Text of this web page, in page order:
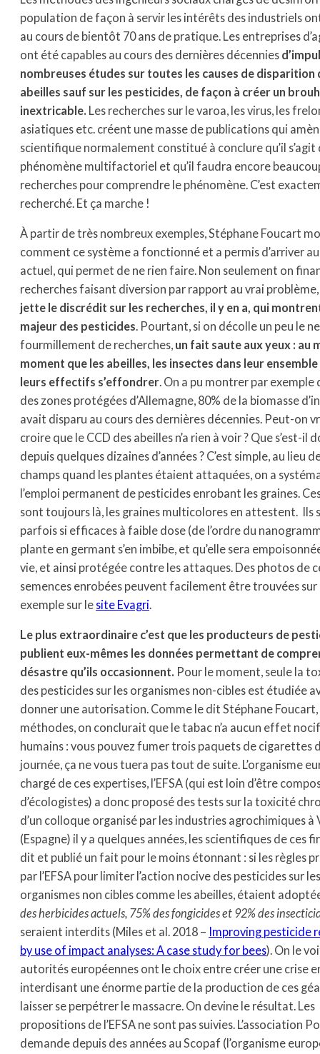
population de façon à servir les intérêts des industriels
au cours de bientôt 70 ans de pratique. Les entreprises
ont été capables au cours des dernières décennies
nombreuses études sur toutes les causes de disparition
abeilles sauf sur les pesticides, de façon à créer un
inextricable. Les recherches sur le varoa, les virus, les
asiatiques etc. créent une masse de publications qui
scientifique normalement constitué à conclure qu’il s’agit
phénomène multifactoriel et qu’il faudra encore
recherches pour comprendre le phénomène. C’est
recherché. Et ça marche !
À partir de très nombreux exemples, Stéphane Foucart
comment ce système a fonctionné et a permis d’arriver
actuel, qui permet de ne rien faire. Non seulement on
recherches faisant diversion par rapport au vrai
jette le discrédit sur les recherches, il y en a, qui
majeur des pesticides. Pourtant, si on décolle un peu le
fourmillement de recherches, un fait saute aux yeux : au
moment que les abeilles, les insectes dans leur
leurs effectifs s’effondrer. On a pu montrer par exemple
des zones protégées d’Allemagne, 80% de la biomasse
avait disparu au cours des dernières décennies. Peut-on
croire que le CCD des abeilles n’a rien à voir ? Que s’est-il
depuis quelques dizaines d’années ? C’est simple, au lieu
champs quand les plantes étaient attaquées, on a
l’emploi permanent de pesticides enrobant les graines.
sont toujours là, les graines multicolores en attestent. Ils
parfois si efficaces à faible dose (de l’ordre du
plante en germant s’en imbibe, et qu’elle sera
vie, et ainsi protégée contre les attaques. Des photos de
semences enrobées peuvent facilement être trouvées sur
exemple sur le site Evagri.
Le plus extraordinaire c’est que les producteurs de
publient eux-mêmes les données permettant de
désastre qu’ils occasionnent. Pour le moment, seule la
des pesticides sur les organismes non-cibles est étudiée
donner une autorisation. Comme le dit Stéphane Foucart,
méthodes, on conclurait que le tabac n’a aucun effet
humains : vous pouvez fumer trois paquets de cigarettes
journée, ça ne vous tuera pas tout de suite. L’organisme
chargé de ces expertises, l’EFSA (qui est loin d’être
d’écologistes) a donc proposé des tests sur la toxicité
d’un colloque organisé par les industries agrochimiques à
(Espagne) il y a quelques années, les scientifiques de ces
dit et publié un fait pour le moins étonnant : si les règles
par l’EFSA pour limiter l’action nocive des pesticides sur les
organismes non cibles comme les abeilles, étaient
des herbicides actuels, 75% des fongicides et 92% des
seraient interdits (Miles et al. 2018 – Improving pesticide
by use of impact analyses: A case study for bees). On le
autorités européennes ont le choix entre créer une crise
interdisant une énorme partie de la production de ces
laisser se perpétrer le massacre. On devine le résultat. Les
propositions de l’EFSA ne sont pas suivies. L’association
demande depuis des années au Scopaf (l’organisme